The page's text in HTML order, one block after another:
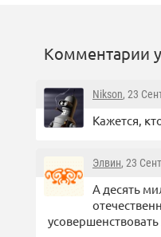
Комментарии
Nikson, 23
Кажется,
Элвин, 23
А десять